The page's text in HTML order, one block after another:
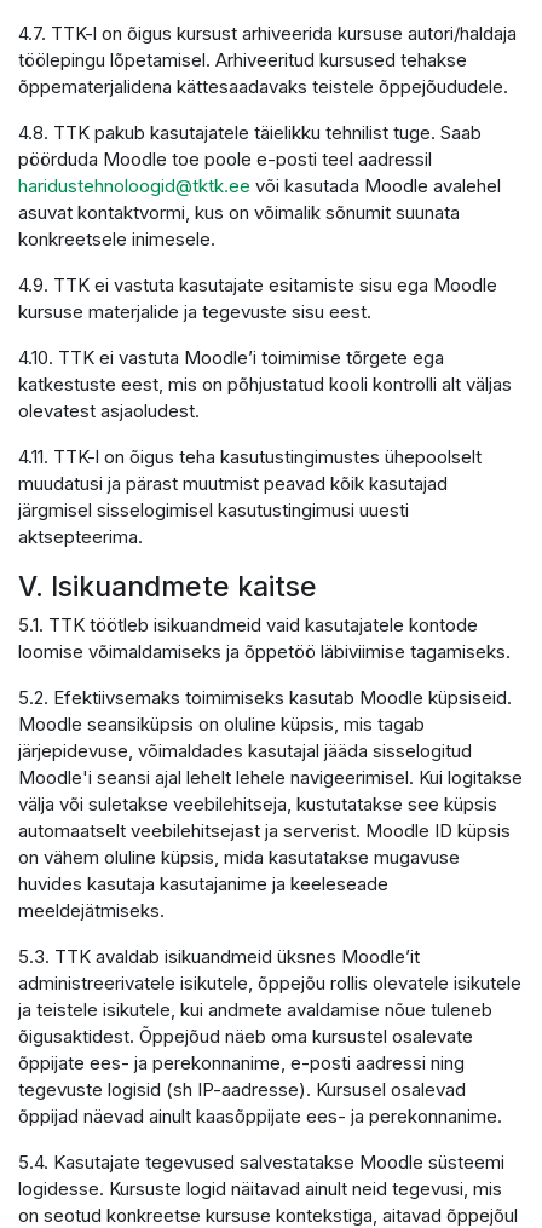
4.7. TTK-l on õigus kursust arhiveerida kursuse autori/haldaja
töölepingu lõpetamisel. Arhiveeritud kursused tehakse
õppematerjalidena kättesaadavaks teistele õppejõududele.
4.8. TTK pakub kasutajatele täielikku tehnilist tuge. Saab
pöörduda Moodle toe poole e-posti teel aadressil
haridustehnoloogid@tktk.ee või kasutada Moodle avalehel
asuvat kontaktvormi, kus on võimalik sõnumit suunata
konkreetsele inimesele.
4.9. TTK ei vastuta kasutajate esitamiste sisu ega Moodle
kursuse materjalide ja tegevuste sisu eest.
4.10. TTK ei vastuta Moodle’i toimimise tõrgete ega
katkestuste eest, mis on põhjustatud kooli kontrolli alt väljas
olevatest asjaoludest.
4.11. TTK-l on õigus teha kasutustingimustes ühepoolselt
muudatusi ja pärast muutmist peavad kõik kasutajad
järgmisel sisselogimisel kasutustingimusi uuesti
aktsepteerima.
V. Isikuandmete kaitse
5.1. TTK töötleb isikuandmeid vaid kasutajatele kontode
loomise võimaldamiseks ja õppetöö läbiviimise tagamiseks.
5.2. Efektiivsemaks toimimiseks kasutab Moodle küpsiseid.
Moodle seansiküpsis on oluline küpsis, mis tagab
järjepidevuse, võimaldades kasutajal jääda sisselogitud
Moodle'i seansi ajal lehelt lehele navigeerimisel. Kui logitakse
välja või suletakse veebilehitseja, kustutatakse see küpsis
automaatselt veebilehitsejast ja serverist. Moodle ID küpsis
on vähem oluline küpsis, mida kasutatakse mugavuse
huvides kasutaja kasutajanime ja keeleseade
meeldejätmiseks.
5.3. TTK avaldab isikuandmeid üksnes Moodle’it
administreerivatele isikutele, õppejõu rollis olevatele isikutele
ja teistele isikutele, kui andmete avaldamise nõue tuleneb
õigusaktidest. Õppejõud näeb oma kursustel osalevate
õppijate ees- ja perekonnanime, e-posti aadressi ning
tegevuste logisid (sh IP-aadresse). Kursusel osalevad
õppijad näevad ainult kaasõppijate ees- ja perekonnanime.
5.4. Kasutajate tegevused salvestatakse Moodle süsteemi
logidesse. Kursuste logid näitavad ainult neid tegevusi, mis
on seotud konkreetse kursuse kontekstiga, aitavad õppejõul